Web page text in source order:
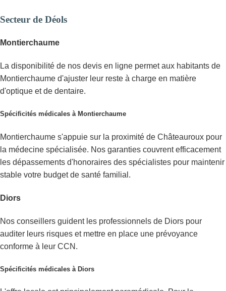
Secteur de Déols
Montierchaume
La disponibilité de nos devis en ligne permet aux habitants de
Montierchaume d'ajuster leur reste à charge en matière
d'optique et de dentaire.
Spécificités médicales à Montierchaume
Montierchaume s'appuie sur la proximité de Châteauroux pour
la médecine spécialisée. Nos garanties couvrent efficacement
les dépassements d'honoraires des spécialistes pour maintenir
stable votre budget de santé familial.
Diors
Nos conseillers guident les professionnels de Diors pour
auditer leurs risques et mettre en place une prévoyance
conforme à leur CCN.
Spécificités médicales à Diors